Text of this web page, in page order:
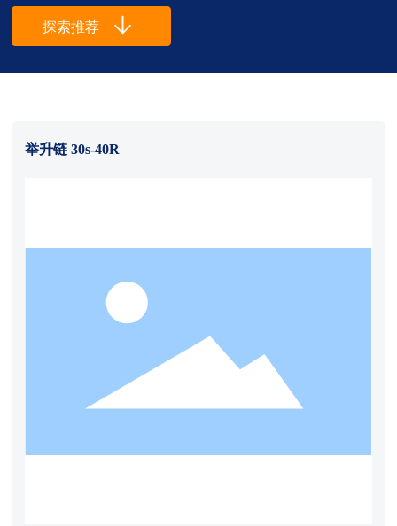
探索推荐
举升链 30s-40R